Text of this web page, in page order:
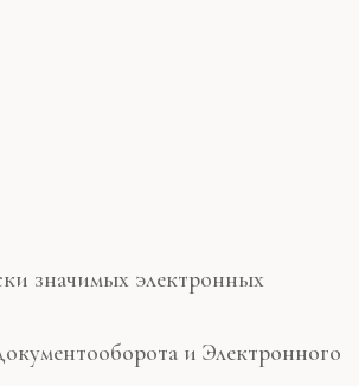
значимых электронных
и Электронного